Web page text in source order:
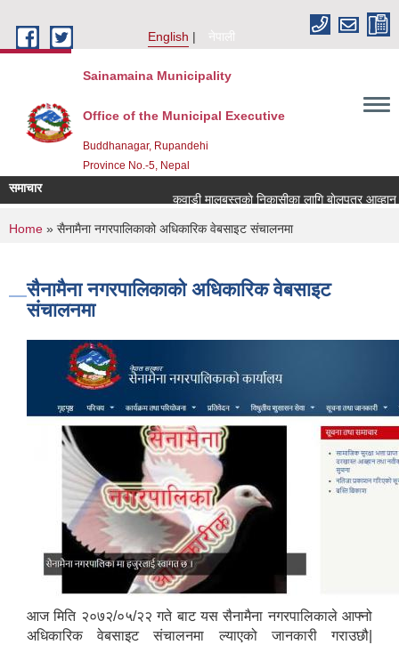
English
नेपाली
Sainamaina Municipality
Office of the Municipal Executive
Buddhanagar, Rupandehi
Province No.-5, Nepal
समाचार
कवाडी मालबस्तुकाे निकासीका लागि बाेलपत्र आव्हान
You are here
Home » सैनामैना नगरपालिकाको अधिकारिक वेबसाइट संचालनमा
सैनामैना नगरपालिकाको अधिकारिक वेबसाइट
संचालनमा
आज मिति २०७२/०५/२२ गते बाट यस सैनामैना नगरपालिकाले आफ्नो
अधिकारिक वेबसाइट संचालनमा ल्याएको जानकारी गराउछौ|